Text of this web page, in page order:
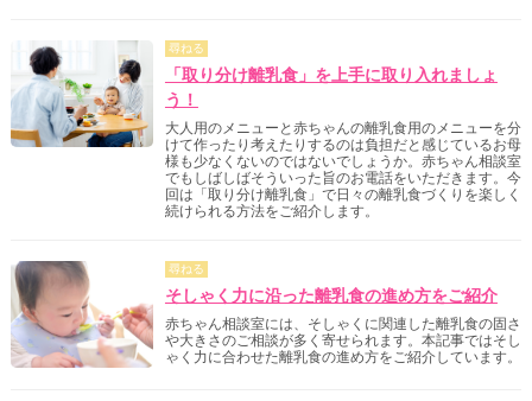
尋ねる
「取り分け離乳食」を上手に取り入れましょ
う！
大人用のメニューと赤ちゃんの離乳食用のメニューを分
けて作ったり考えたりするのは負担だと感じているお母
様も少なくないのではないでしょうか。赤ちゃん相談室
でもしばしばそういった旨のお電話をいただきます。今
回は「取り分け離乳食」で日々の離乳食づくりを楽しく
続けられる方法をご紹介します。
尋ねる
そしゃく力に沿った離乳食の進め方をご紹介
赤ちゃん相談室には、そしゃくに関連した離乳食の固さ
や大きさのご相談が多く寄せられます。本記事ではそし
ゃく力に合わせた離乳食の進め方をご紹介しています。